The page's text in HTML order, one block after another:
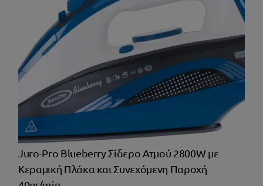
Juro-Pro Blueberry Σίδερο Ατμού 2800W με
Κεραμική Πλάκα και Συνεχόμενη Παροχή